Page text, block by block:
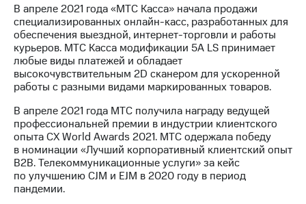
В апреле 2021 года «МТС Касса» начала продажи
специализированных онлайн-касс, разработанных для
обеспечения выездной, интернет-торговли и работы
курьеров. МТС Касса модификации 5А LS принимает
любые виды платежей и обладает
высокочувствительным 2D сканером для ускоренной
работы с разными видами маркированных товаров.
В апреле 2021 года МТС получила награду ведущей
профессиональней премии в индустрии клиентского
опыта CX World Awards 2021. МТС одержала победу
в номинации «Лучший корпоративный клиентский опыт
В2В. Телекоммуникационные услуги» за кейс
по улучшению CJM и EJM в 2020 году в период
пандемии.